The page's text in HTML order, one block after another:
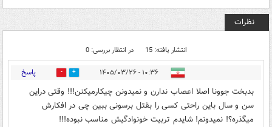
نظرات
انتشار یافته: 15 در انتظار بررسی: 0
۱۰:۳۶ - ۱۴۰۵/۰۳/۲۶ 9 پاسخ
بدبخت جوونا اصلا اعصاب ندارن و نمیدونن چیکارمیکنن!!! وقتی دراین
سن و سال باین راحتی کسی را بقتل برسونی ببین چی در افکارش
میگذره؟! نمیدونم! شایدم تربیت خونوادگیش مناسب نبوده!!!